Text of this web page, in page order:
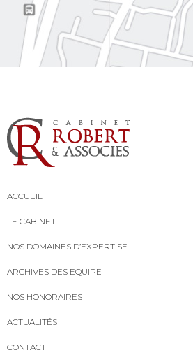
ACCUEIL
LE CABINET
NOS DOMAINES D’EXPERTISE
ARCHIVES DES EQUIPE
NOS HONORAIRES
ACTUALITÉS
CONTACT